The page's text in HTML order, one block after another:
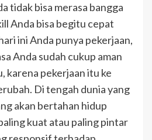
tidak bisa merasa bangga
Anda bisa begitu cepat
ini Anda punya pekerjaan,
Anda sudah cukup aman
karena pekerjaan itu ke
Di tengah dunia yang
akan bertahan hidup
kuat atau paling pintar